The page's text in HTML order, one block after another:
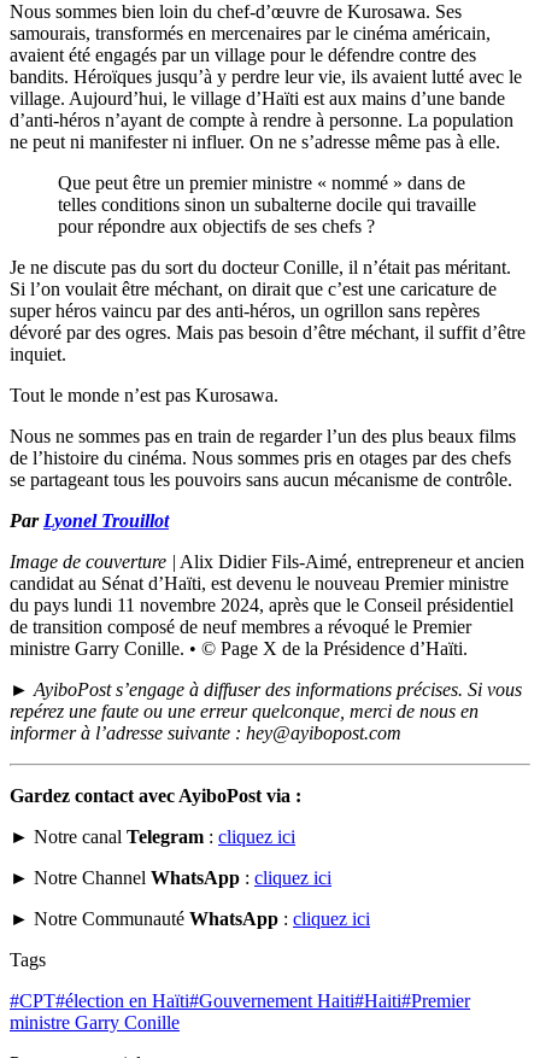
Nous sommes bien loin du chef-d’œuvre de Kurosawa. Ses
samourais, transformés en mercenaires par le cinéma américain,
avaient été engagés par un village pour le défendre contre des
bandits. Héroïques jusqu’à y perdre leur vie, ils avaient lutté avec le
village. Aujourd’hui, le village d’Haïti est aux mains d’une bande
d’anti-héros n’ayant de compte à rendre à personne. La population
ne peut ni manifester ni influer. On ne s’adresse même pas à elle.
Que peut être un premier ministre « nommé » dans de
telles conditions sinon un subalterne docile qui travaille
pour répondre aux objectifs de ses chefs ?
Je ne discute pas du sort du docteur Conille, il n’était pas méritant.
Si l’on voulait être méchant, on dirait que c’est une caricature de
super héros vaincu par des anti-héros, un ogrillon sans repères
dévoré par des ogres. Mais pas besoin d’être méchant, il suffit d’être
inquiet.
Tout le monde n’est pas Kurosawa.
Nous ne sommes pas en train de regarder l’un des plus beaux films
de l’histoire du cinéma. Nous sommes pris en otages par des chefs
se partageant tous les pouvoirs sans aucun mécanisme de contrôle.
Par Lyonel Trouillot
Image de couverture | Alix Didier Fils-Aimé, entrepreneur et ancien
candidat au Sénat d’Haïti, est devenu le nouveau Premier ministre
du pays lundi 11 novembre 2024, après que le Conseil présidentiel
de transition composé de neuf membres a révoqué le Premier
ministre Garry Conille. • © Page X de la Présidence d’Haïti.
► AyiboPost s’engage à diffuser des informations précises. Si vous
repérez une faute ou une erreur quelconque, merci de nous en
informer à l’adresse suivante : hey@ayibopost.com
Gardez contact avec AyiboPost via :
► Notre canal Telegram : cliquez ici
► Notre Channel WhatsApp : cliquez ici
► Notre Communauté WhatsApp : cliquez ici
Tags
#CPT#élection en Haïti#Gouvernement Haiti#Haiti#Premier
ministre Garry Conille